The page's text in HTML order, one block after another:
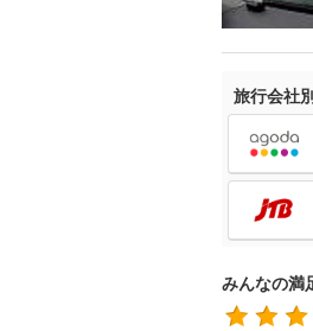
旅行会社
みんなの満